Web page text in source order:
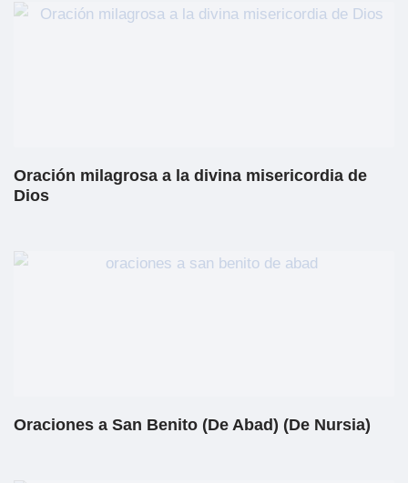
Oración milagrosa a la divina misericordia de
Dios
Oraciones a San Benito (De Abad) (De Nursia)